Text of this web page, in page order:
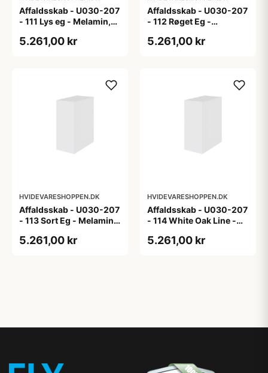
Affaldsskab - U030-207
- 111 Lys eg - Melamin,
5.261,00 kr
Affaldsskab - U030-207
- 112 Røget Eg -
5.261,00 kr
HVIDEVARESHOPPEN.DK
Affaldsskab - U030-207
- 113 Sort Eg - Melamin,
5.261,00 kr
HVIDEVARESHOPPEN.DK
Affaldsskab - U030-207
- 114 White Oak Line -
5.261,00 kr